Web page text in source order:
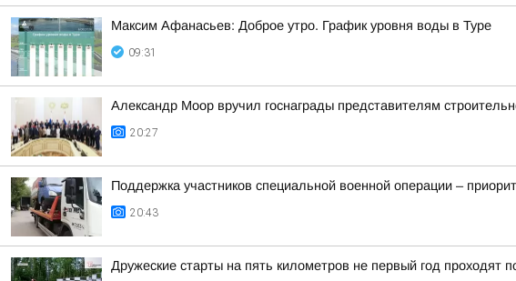
Максим Афанасьев: Доброе утро. График уровня воды в Туре
09:31
Александр Моор вручил госнаграды представителям
20:27
Поддержка участников специальной военной операции –
20:43
Дружеские старты на пять километров не первый год проходят